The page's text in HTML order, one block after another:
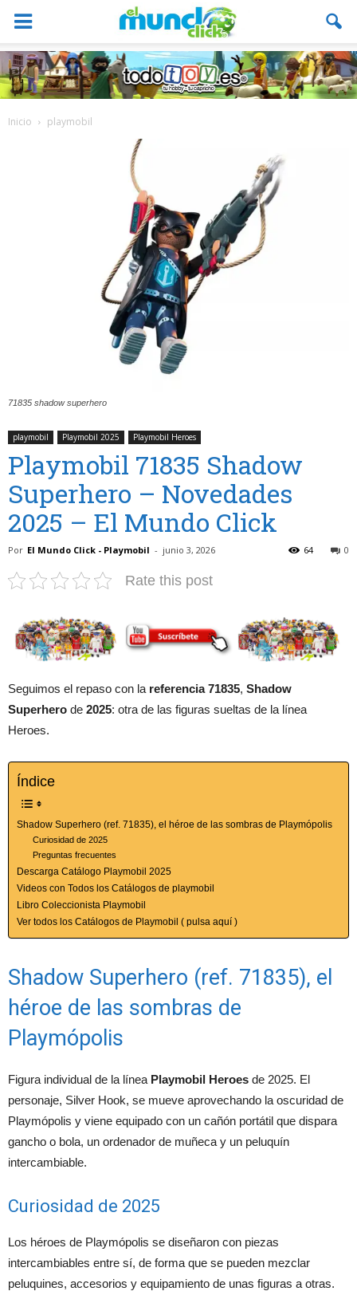
Inicio playmobil
71835 shadow superhero
playmobil Playmobil 2025 Playmobil Heroes
Playmobil 71835 Shadow
Superhero – Novedades
2025 – El Mundo Click
Por El Mundo Click - Playmobil - junio 3, 2026 0
64
Rate this post
Seguimos el repaso con la referencia 71835, Shadow
Superhero de 2025: otra de las figuras sueltas de la línea
Heroes.
Índice
Shadow Superhero (ref. 71835), el héroe de las sombras de Playmópolis
Curiosidad de 2025
Preguntas frecuentes
Descarga Catálogo Playmobil 2025
Videos con Todos los Catálogos de playmobil
Libro Coleccionista Playmobil
Ver todos los Catálogos de Playmobil ( pulsa aquí )
Shadow Superhero (ref. 71835), el
héroe de las sombras de
Playmópolis
Figura individual de la línea Playmobil Heroes de 2025. El
personaje, Silver Hook, se mueve aprovechando la oscuridad de
Playmópolis y viene equipado con un cañón portátil que dispara
gancho o bola, un ordenador de muñeca y un peluquín
intercambiable.
Curiosidad de 2025
Los héroes de Playmópolis se diseñaron con piezas
intercambiables entre sí, de forma que se pueden mezclar
peluquines, accesorios y equipamiento de unas figuras a otras.